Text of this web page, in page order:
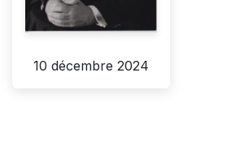
10 décembre 2024